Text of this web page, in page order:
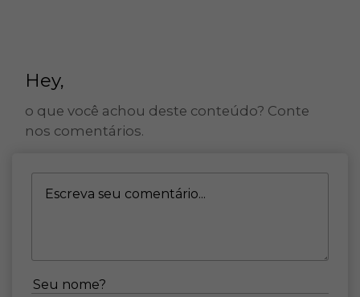
Hey,
o que você achou deste conteúdo? Conte
nos comentários.